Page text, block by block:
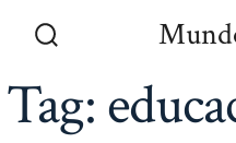
content
Tag: